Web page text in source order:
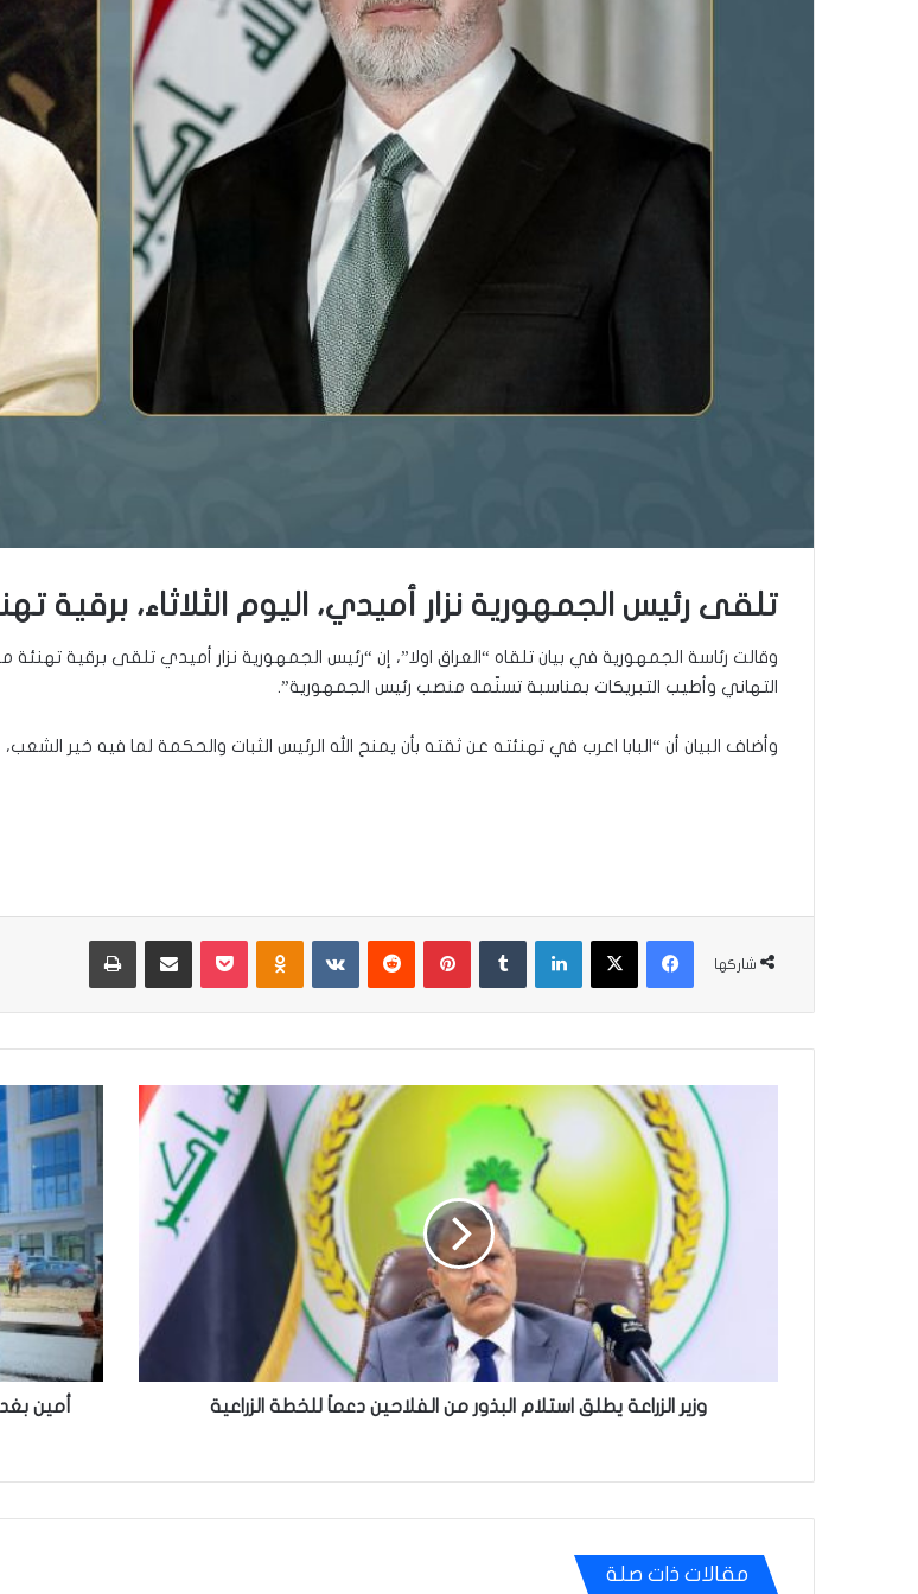
تلقى رئيس الجمهورية نزار أميدي، اليوم الثلاثاء، برقية
وقالت رئاسة الجمهورية في بيان تلقاه “العراق اولا”، إن “رئيس الجمهورية نزار أميدي تلقى برقية تهنئة
التهاني وأطيب التبريكات بمناسبة تسنّمه منصب رئيس الجمهورية”.
وأضاف البيان أن “البابا اعرب في تهنئته عن ثقته بأن يمنح الله الرئيس الثبات والحكمة لما فيه خير
شاركها
فيسبوك
‫X لينكدإن بينتيريست Odnoklassniki
‫Pocketمشاركة عبر البريد طباعة
الفلاحين
وزير الزراعة يطلق استلام البذور من الفلاحين دعماً للخطة الزراعية
بغداد
أهمية
استكمال
المحلات
ضمن
مشاريع
التطوير
ومعالجة
المعوقات
المالية
والفنية
أمين
مقالات ذات صلة